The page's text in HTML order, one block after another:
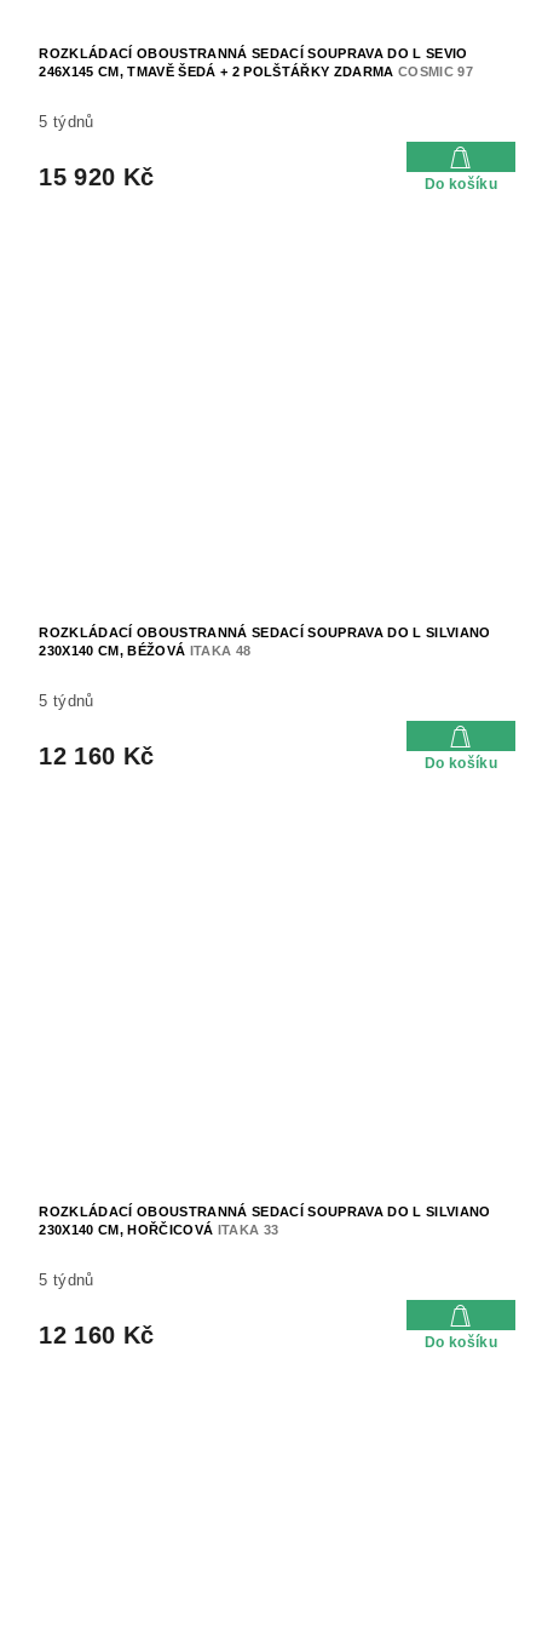
ROZKLÁDACÍ OBOUSTRANNÁ SEDACÍ SOUPRAVA DO L SEVIO
246X145 CM, TMAVĚ ŠEDÁ + 2 POLŠTÁŘKY ZDARMA COSMIC 97
5 týdnů
15 920 Kč Do košíku
ROZKLÁDACÍ OBOUSTRANNÁ SEDACÍ SOUPRAVA DO L SILVIANO
230X140 CM, BÉŽOVÁ ITAKA 48
5 týdnů
12 160 Kč Do košíku
ROZKLÁDACÍ OBOUSTRANNÁ SEDACÍ SOUPRAVA DO L SILVIANO
230X140 CM, HOŘČICOVÁ ITAKA 33
5 týdnů
12 160 Kč Do košíku